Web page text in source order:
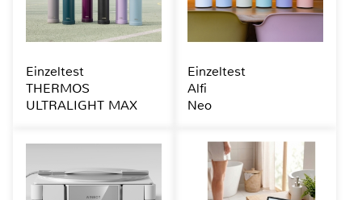
Einzeltest
THERMOS
ULTRALIGHT MAX
Einzeltest
Alfi
Neo